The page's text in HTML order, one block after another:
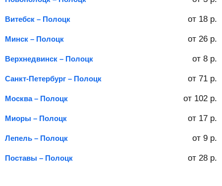
Витебск – Полоцк от 18 р.
Минск – Полоцк от 26 р.
Верхнедвинск – Полоцк от 8 р.
Санкт-Петербург – Полоцк от 71 р.
Москва – Полоцк от 102 р.
Миоры – Полоцк от 17 р.
Лепель – Полоцк от 9 р.
Поставы – Полоцк от 28 р.